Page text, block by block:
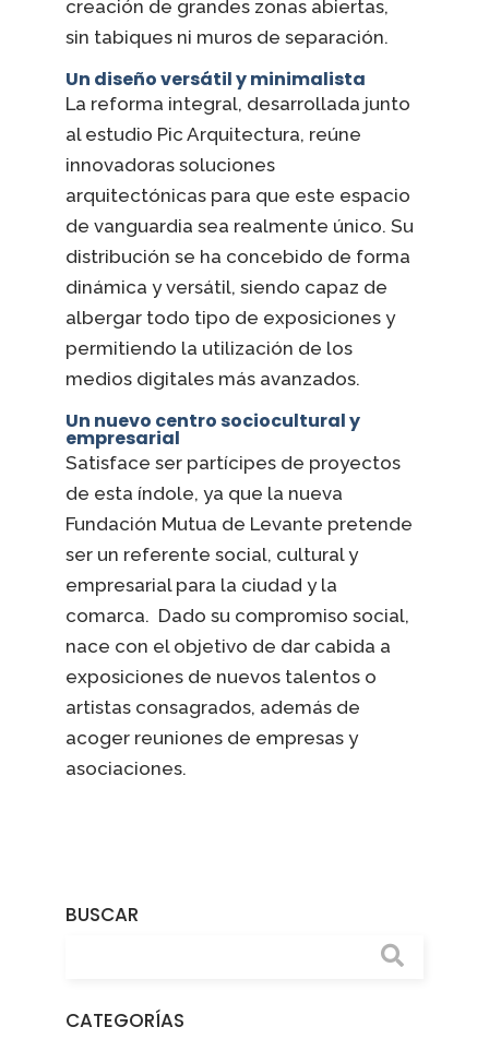
creación de grandes zonas abiertas,
sin tabiques ni muros de separación.
Un diseño versátil y minimalista
La reforma integral, desarrollada junto
al estudio Pic Arquitectura, reúne
innovadoras soluciones
arquitectónicas para que este espacio
de vanguardia sea realmente único. Su
distribución se ha concebido de forma
dinámica y versátil, siendo capaz de
albergar todo tipo de exposiciones y
permitiendo la utilización de los
medios digitales más avanzados.
Un nuevo centro sociocultural y
empresarial
Satisface ser partícipes de proyectos
de esta índole, ya que la nueva
Fundación Mutua de Levante pretende
ser un referente social, cultural y
empresarial para la ciudad y la
comarca. Dado su compromiso social,
nace con el objetivo de dar cabida a
exposiciones de nuevos talentos o
artistas consagrados, además de
acoger reuniones de empresas y
asociaciones.
BUSCAR
CATEGORÍAS